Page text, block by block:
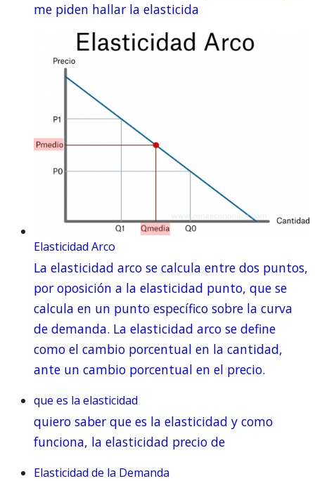
me piden hallar la elasticida
Elasticidad Arco
La elasticidad arco se calcula entre dos puntos,
por oposición a la elasticidad punto, que se
calcula en un punto específico sobre la curva
de demanda. La elasticidad arco se define
como el cambio porcentual en la cantidad,
ante un cambio porcentual en el precio.
que es la elasticidad
quiero saber que es la elasticidad y como
funciona, la elasticidad precio de
Elasticidad de la Demanda